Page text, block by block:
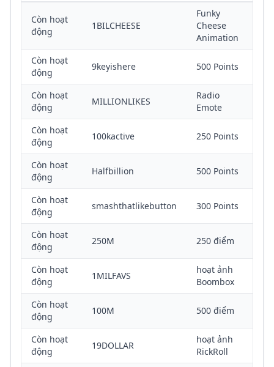
Còn hoạt
động
1BILCHEESE
Funky
Cheese
Animation
Còn hoạt
động
9keyishere 500 Points
Còn hoạt
động
MILLIONLIKES
Radio
Emote
Còn hoạt
động
100kactive 250 Points
Còn hoạt
động
Halfbillion 500 Points
Còn hoạt
động
smashthatlikebutton 300 Points
Còn hoạt
động
250M 250 điểm
Còn hoạt
động
1MILFAVS
hoạt ảnh
Boombox
Còn hoạt
động
100M 500 điểm
Còn hoạt
động
19DOLLAR
hoạt ảnh
RickRoll